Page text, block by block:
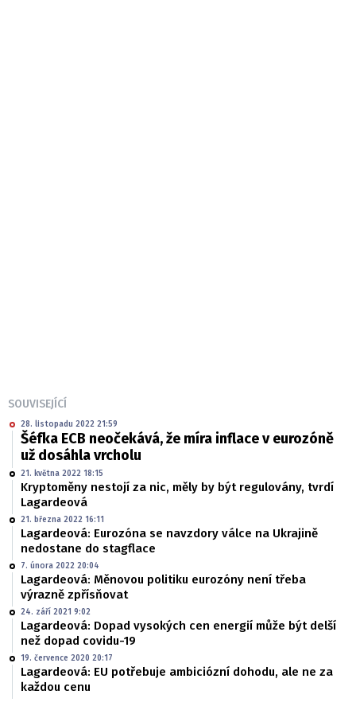
SOUVISEJÍCÍ
28. listopadu 2022 21:59
Šéfka ECB neočekává, že míra inflace v eurozóně
už dosáhla vrcholu
21. května 2022 18:15
Kryptoměny nestojí za nic, měly by být regulovány, tvrdí
Lagardeová
21. března 2022 16:11
Lagardeová: Eurozóna se navzdory válce na Ukrajině
nedostane do stagflace
7. února 2022 20:04
Lagardeová: Měnovou politiku eurozóny není třeba
výrazně zpřísňovat
24. září 2021 9:02
Lagardeová: Dopad vysokých cen energií může být delší
než dopad covidu-19
19. července 2020 20:17
Lagardeová: EU potřebuje ambiciózní dohodu, ale ne za
každou cenu